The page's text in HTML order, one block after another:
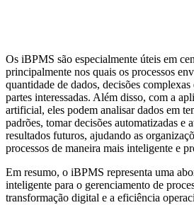
Os iBPMS são especialmente úteis em
principalmente nos quais os processos
quantidade de dados, decisões
partes interessadas. Além disso, com a
artificial, eles podem analisar dados em
padrões, tomar decisões automatizadas e
resultados futuros, ajudando as
processos de maneira mais inteligente e
Em resumo, o iBPMS representa uma
inteligente para o gerenciamento de
transformação digital e a eficiência